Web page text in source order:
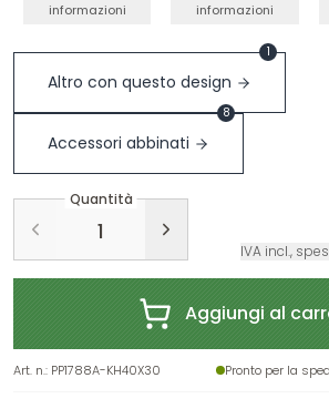
informazioni
informazioni
Altro con questo design
1
Accessori abbinati
8
Quantità
IVA incl.,
Aggiungi al
Art. n.: PP1788A-KH40X30 Pronto per la